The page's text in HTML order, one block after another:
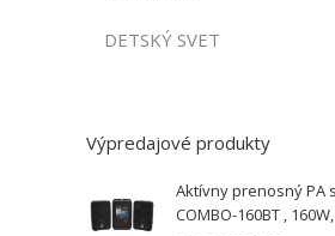
DETSKÝ SVET
Výpredajové produkty
Aktívny prenosný PA
COMBO-160BT ,